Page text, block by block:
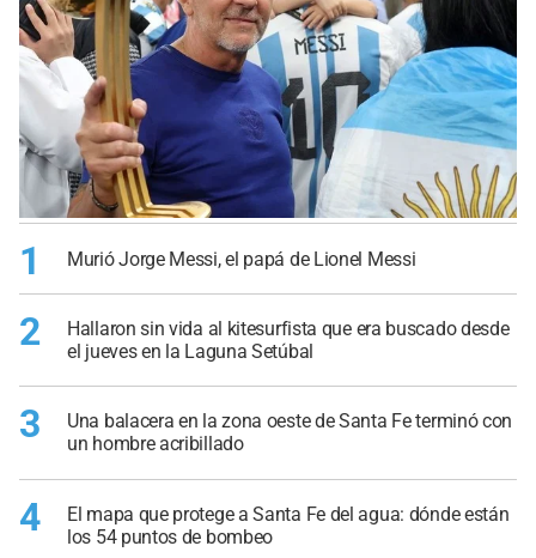
1 Murió Jorge Messi, el papá de Lionel Messi
2
Hallaron sin vida al kitesurfista que era buscado desde
el jueves en la Laguna Setúbal
3
Una balacera en la zona oeste de Santa Fe terminó con
un hombre acribillado
4
El mapa que protege a Santa Fe del agua: dónde están
los 54 puntos de bombeo